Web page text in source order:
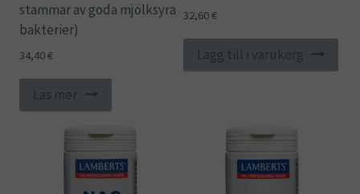
stammar av goda mjölksyra
bakterier)
34,40€
Läs mer
32,60€
Lägg till i varukorg